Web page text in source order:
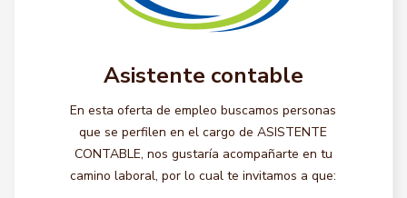
Asistente contable
En esta oferta de empleo buscamos personas
que se perfilen en el cargo de ASISTENTE
CONTABLE, nos gustaría acompañarte en tu
camino laboral, por lo cual te invitamos a que: